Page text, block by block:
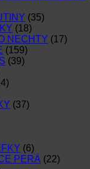
(35)
(18)
NECHTY (17)
(159)
(39)
(37)
(6)
PERÁ (22)